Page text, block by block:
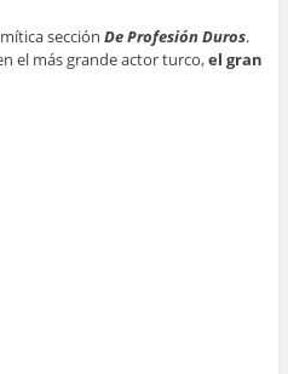
sección De Profesión Duros.
el más grande actor turco,el gran